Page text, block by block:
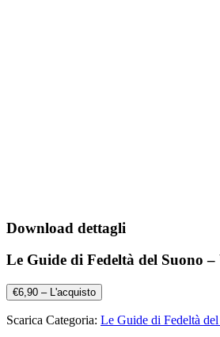
Download dettagli
Le Guide di Fedeltà del Suono –
€6,90 – L'acquisto
Scarica Categoria: Le Guide di Fedeltà